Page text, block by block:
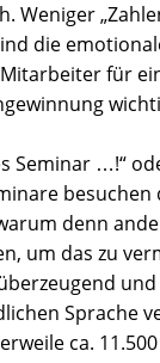
Weniger
die
für
Seminar …!“
besuchen
denn
um das zu
Sprache
ca.